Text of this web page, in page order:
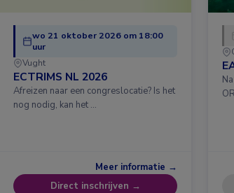
wo 21 oktober 2026 om 18:00
uur
Vught
ECTRIMS NL 2026
Afreizen naar een congreslocatie? Is het
nog nodig, kan het …
Meer informatie →
Direct inschrijven →